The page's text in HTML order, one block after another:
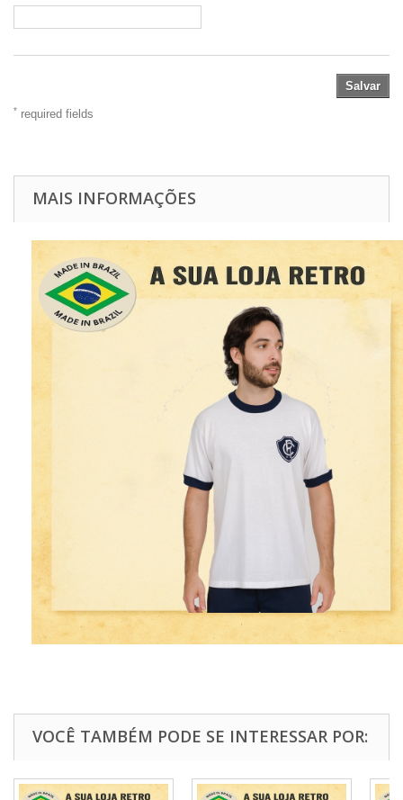
Salvar
* required fields
MAIS INFORMAÇÕES
VOCÊ TAMBÉM PODE SE INTERESSAR POR: